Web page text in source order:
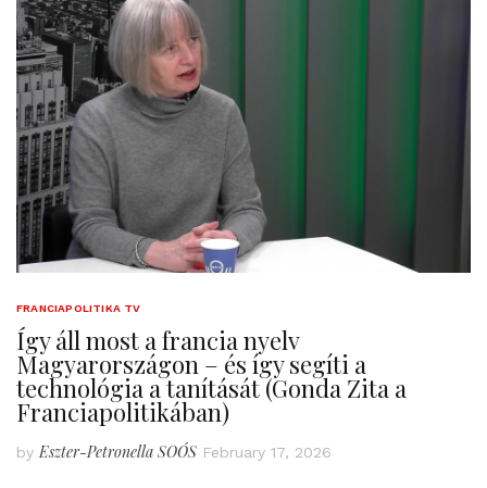
FRANCIAPOLITIKA TV
Így áll most a francia nyelv
Magyarországon – és így segíti a
technológia a tanítását (Gonda Zita a
Franciapolitikában)
by Eszter-Petronella SOÓS February 17, 2026